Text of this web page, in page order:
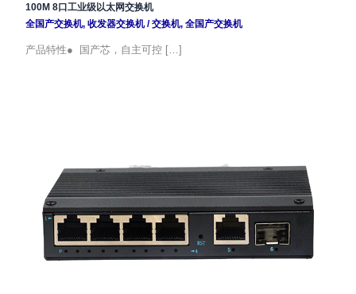
100M 8口工业级以太网交换机
全国产交换机, 收发器交换机/交换机, 全国产交换机
产品特性● 国产芯，自主可控 […]